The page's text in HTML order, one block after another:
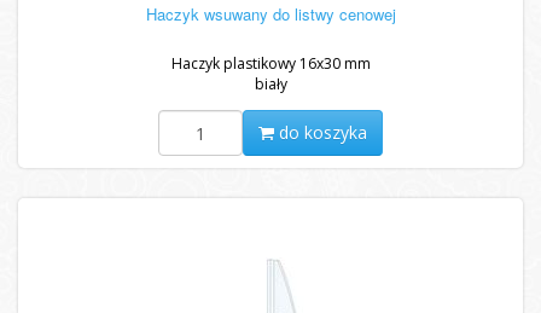
Haczyk wsuwany do listwy cenowej
Haczyk plastikowy 16x30 mm
biały
do koszyka